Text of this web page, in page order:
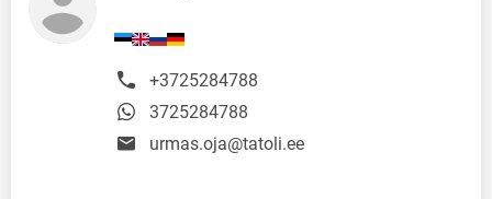
+3725284788
3725284788
urmas.oja@tatoli.ee